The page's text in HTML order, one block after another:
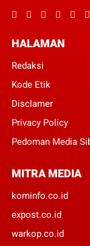
HALAMAN
Redaksi
Kode Etik
Disclamer
Privacy Policy
Pedoman Media
MITRA MEDIA
kominfo.co.id
expost.co.id
warkop.co.id